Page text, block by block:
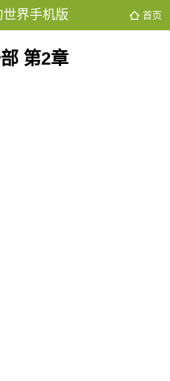
世界手机版 首页
第2章